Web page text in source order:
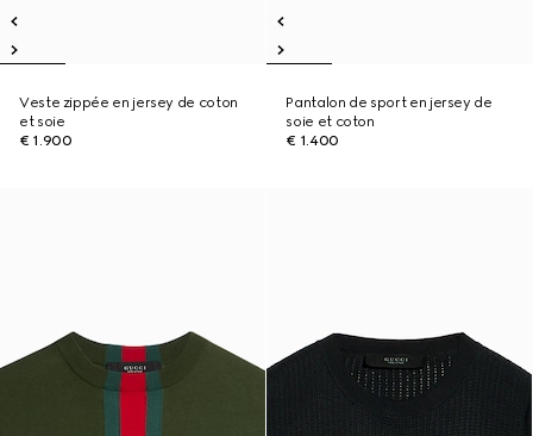
Veste zippée en jersey de coton
et soie
€ 1.900
Pantalon de sport en jersey de
soie et coton
€ 1.400